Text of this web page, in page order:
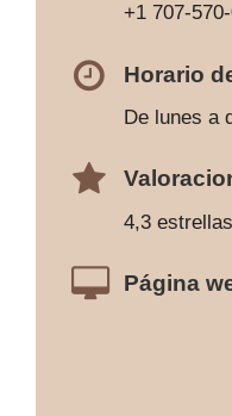
+1 707-
Horario
De lunes a
4,3 estrellas
Página